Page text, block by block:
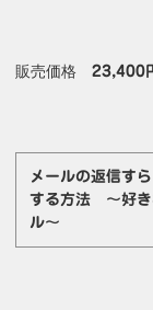
販売価格23,400
メールの返信す
する方法 ～好き
ル～